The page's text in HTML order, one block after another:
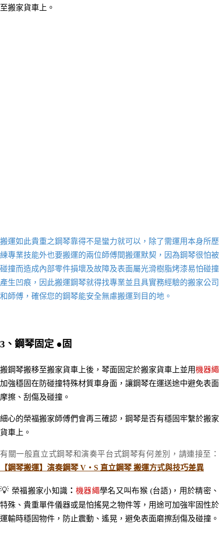
至搬家貨車上。
搬運如此貴重之鋼琴靠得不是蠻力就可以，除了需運用本身所歷
練專業技能外也要搬運的兩位師傅間搬運默契，因為鋼琴很怕被
碰撞而造成內部零件損壞及故障及表面屬光滑樹脂烤漆易怕碰撞
產生凹痕，因此搬運鋼琴就得找專業並且具實務經驗的搬家公司
和師傅，確保您的鋼琴能安全無慮搬運到目的地 。
3、鋼琴固定 ● 固
搬鋼琴搬移至搬家貨車上後，琴面固定於搬家貨車上並用機器繩
加強穩固在防碰撞特殊材質車身面，讓鋼琴在運送途中避免表面
摩擦、刮傷及碰撞。
細心的榮福搬家師傅們會再三確認，鋼琴是否有穩固牢繫於搬家
貨車上。
有關一般直立式鋼琴和演奏平台式鋼琴有何差別，請連接至：
【鋼琴搬運】演奏鋼琴 V‧S 直立鋼琴 搬運方式與技巧差異
💡 榮福搬家小知識 ： 機器繩學名又叫布猴 (台語)，用於精密、
特殊、貴重單件儀器或是怕搖晃之物件等，用途可加強牢固性於
運輸時穩固物件，防止震動、遙晃，避免表面磨擦刮傷及碰撞。